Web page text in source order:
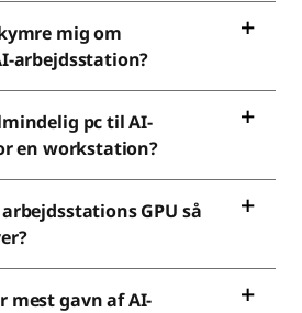
mig om
arbejdsstation?
pc til AI-
en workstation?
GPU så
mest gavn af AI-